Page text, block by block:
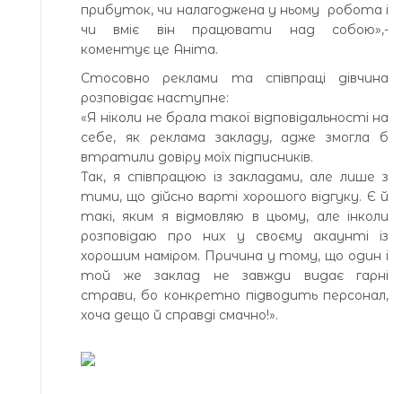
прибуток, чи налагоджена у ньому робота і
чи вміє він працювати над собою»,-
коментує це Аніта.
Стосовно реклами та співпраці дівчина
розповідає наступне:
«Я ніколи не брала такої відповідальності на
себе, як реклама закладу, адже змогла б
втратили довіру моїх підписників.
Так, я співпрацюю із закладами, але лише з
тими, що дійсно варті хорошого відгуку. Є й
такі, яким я відмовляю в цьому, але інколи
розповідаю про них у своєму акаунті із
хорошим наміром. Причина у тому, що один і
той же заклад не завжди видає гарні
страви, бо конкретно підводить персонал,
хоча дещо й справді смачно!».